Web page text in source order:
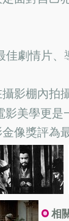
劇情片、
影棚內拍
影美學更
像獎評為
相